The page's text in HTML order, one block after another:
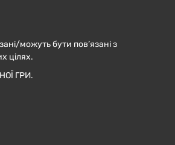
можуть бути пов’язані з
цілях.
ГРИ.